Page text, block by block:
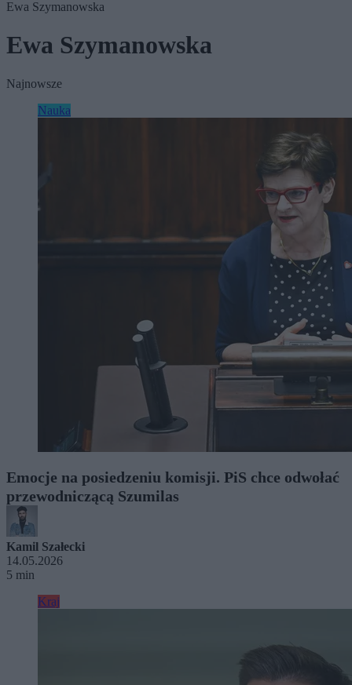
Ewa Szymanowska
Ewa Szymanowska
Najnowsze
Nauka
Emocje na posiedzeniu komisji. PiS chce odwołać
przewodniczącą Szumilas
Kamil Szałecki
14.05.2026
5 min
Kraj